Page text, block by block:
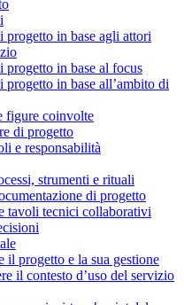
in base agli attori
in base al focus
in base all’ambito di
figure coinvolte
di progetto
e responsabilità
strumenti e rituali
di progetto
tavoli tecnici collaborativi
il progetto e la sua gestione
il contesto d’uso del servizio